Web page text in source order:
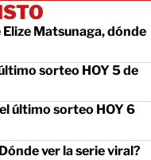
Elize Matsunaga, dónde
sorteo HOY 5 de
último sorteo HOY 6
ver la serie viral?